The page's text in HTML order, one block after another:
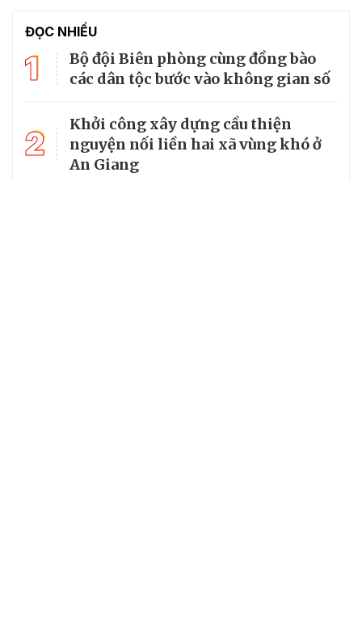
ĐỌC NHIỀU
1
Bộ đội Biên phòng cùng đồng bào
các dân tộc bước vào không gian số
2
Khởi công xây dựng cầu thiện
nguyện nối liền hai xã vùng khó ở
An Giang